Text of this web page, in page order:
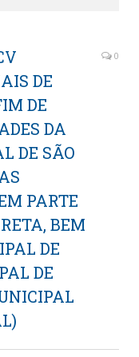
DE
DE
DA
DE SÃO
PARTE
BEM
DE
DE
0